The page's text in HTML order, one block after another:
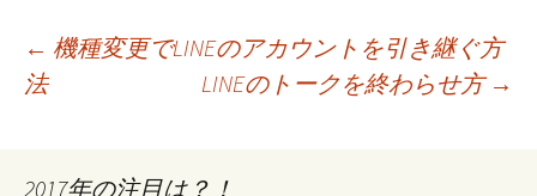
投稿ナビゲーション
← 機種変更でLINEのアカウントを引き継ぐ方
法
LINEのトークを終わらせ方 →
2017年の注目は？！